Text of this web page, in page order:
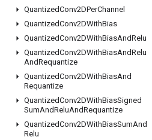
QuantizedConv2DPerChannel
QuantizedConv2DWithBias
QuantizedConv2DWithBiasAndRelu
QuantizedConv2DWithBiasAndRelu
AndRequantize
QuantizedConv2DWithBiasAnd
Requantize
QuantizedConv2DWithBiasSigned
SumAndReluAndRequantize
QuantizedConv2DWithBiasSumAnd
Relu